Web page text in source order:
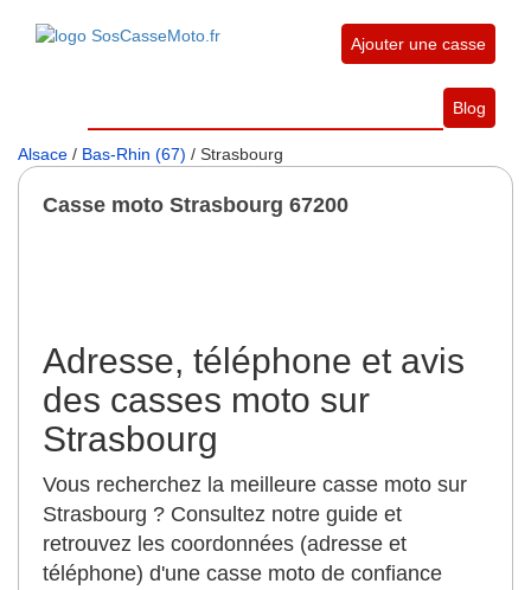
Ajouter une casse
Blog
Alsace / Bas-Rhin (67) / Strasbourg
Casse moto Strasbourg 67200
Adresse, téléphone et avis
des casses moto sur
Strasbourg
Vous recherchez la meilleure casse moto sur
Strasbourg ? Consultez notre guide et
retrouvez les coordonnées (adresse et
téléphone) d'une casse moto de confiance